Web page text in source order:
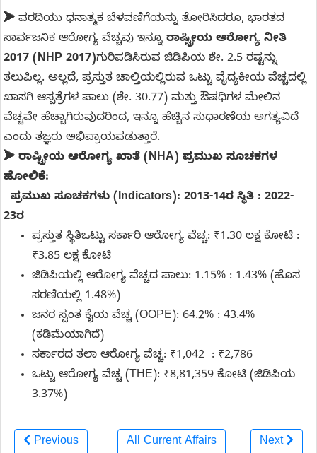
➤ ವರದಿಯು ಧನಾತ್ಮಕ ಬೆಳವಣಿಗೆಯನ್ನು ತೋರಿಸಿದರೂ, ಭಾರತದ
ಸಾರ್ವಜನಿಕ ಆರೋಗ್ಯ ವೆಚ್ಚವು ಇನ್ನೂ ರಾಷ್ಟ್ರೀಯ ಆರೋಗ್ಯ ನೀತಿ
2017 (NHP 2017)ಗುರಿಪಡಿಸಿರುವ ಜಿಡಿಪಿಯ ಶೇ. 2.5 ರಷ್ಟನ್ನು
ತಲುಪಿಲ್ಲ. ಅಲ್ಲದೆ, ಪ್ರಸ್ತುತ ಚಾಲ್ತಿಯಲ್ಲಿರುವ ಒಟ್ಟು ವೈದ್ಯಕೀಯ ವೆಚ್ಚದಲ್ಲಿ
ಖಾಸಗಿ ಆಸ್ಪತ್ರೆಗಳ ಪಾಲು (ಶೇ. 30.77) ಮತ್ತು ಔಷಧಿಗಳ ಮೇಲಿನ
ವೆಚ್ಚವೇ ಹೆಚ್ಚಾಗಿರುವುದರಿಂದ, ಇನ್ನೂ ಹೆಚ್ಚಿನ ಸುಧಾರಣೆಯ ಅಗತ್ಯವಿದೆ
ಎಂದು ತಜ್ಞರು ಅಭಿಪ್ರಾಯಪಡುತ್ತಾರೆ.
➤ ರಾಷ್ಟ್ರೀಯ ಆರೋಗ್ಯ ಖಾತೆ (NHA) ಪ್ರಮುಖ ಸೂಚಕಗಳ
ಹೋಲಿಕೆ:
ಪ್ರಮುಖ ಸೂಚಕಗಳು (Indicators): 2013-14ರ ಸ್ಥಿತಿ : 2022-
23ರ
ಪ್ರಸ್ತುತ ಸ್ಥಿತಿಒಟ್ಟು ಸರ್ಕಾರಿ ಆರೋಗ್ಯ ವೆಚ್ಚ: ₹1.30 ಲಕ್ಷ ಕೋಟಿ :
₹3.85 ಲಕ್ಷ ಕೋಟಿ
ಜಿಡಿಪಿಯಲ್ಲಿ ಆರೋಗ್ಯ ವೆಚ್ಚದ ಪಾಲು: 1.15% : 1.43% (ಹೊಸ
ಸರಣಿಯಲ್ಲಿ 1.48%)
ಜನರ ಸ್ವಂತ ಕೈಯ ವೆಚ್ಚ (OOPE): 64.2% : 43.4%
(ಕಡಿಮೆಯಾಗಿದೆ)
ಸರ್ಕಾರದ ತಲಾ ಆರೋಗ್ಯ ವೆಚ್ಚ: ₹1,042 : ₹2,786
ಒಟ್ಟು ಆರೋಗ್ಯ ವೆಚ್ಚ (THE): ₹8,81,359 ಕೋಟಿ (ಜಿಡಿಪಿಯ
3.37%)
Previous All Current Affairs Next